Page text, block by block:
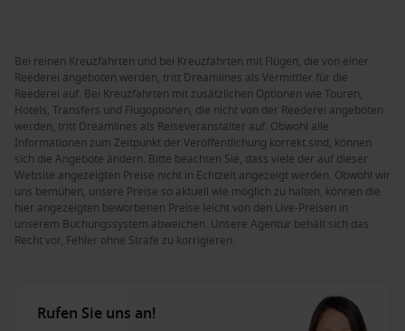
Bei reinen Kreuzfahrten und bei Kreuzfahrten mit Flügen, die von einer
Reederei angeboten werden, tritt Dreamlines als Vermittler für die
Reederei auf. Bei Kreuzfahrten mit zusätzlichen Optionen wie Touren,
Hotels, Transfers und Flugoptionen, die nicht von der Reederei angeboten
werden, tritt Dreamlines als Reiseveranstalter auf. Obwohl alle
Informationen zum Zeitpunkt der Veröffentlichung korrekt sind, können
sich die Angebote ändern. Bitte beachten Sie, dass viele der auf dieser
Website angezeigten Preise nicht in Echtzeit angezeigt werden. Obwohl wir
uns bemühen, unsere Preise so aktuell wie möglich zu halten, können die
hier angezeigten beworbenen Preise leicht von den Live-Preisen in
unserem Buchungssystem abweichen. Unsere Agentur behält sich das
Recht vor, Fehler ohne Strafe zu korrigieren.
Rufen Sie uns an!